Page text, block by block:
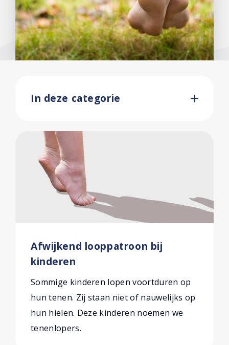
In deze categorie
Afwijkend looppatroon bij
kinderen
Sommige kinderen lopen voortduren op
hun tenen. Zij staan niet of nauwelijks op
hun hielen. Deze kinderen noemen we
tenenlopers.